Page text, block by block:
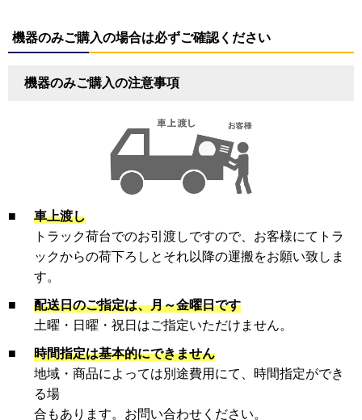
機器のみご購入の場合は必ずご確認ください
機器のみご購入の注意事項
■
車上渡し
トラック荷台でのお引渡しですので、お客様にてトラ
ックからの荷下ろしとそれ以降の運搬をお願い致しま
す。
■
配送日のご指定は、月～金曜日です
土曜・日曜・祝日はご指定いただけません。
■
時間指定は基本的にできません
地域・商品によっては別途費用にて、時間指定ができ
る場
合もあります。お問い合わせください。